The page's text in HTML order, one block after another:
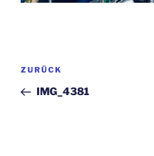
Beitragsnavigation
Vorheriger
Beitrag
ZURÜCK
IMG_4381